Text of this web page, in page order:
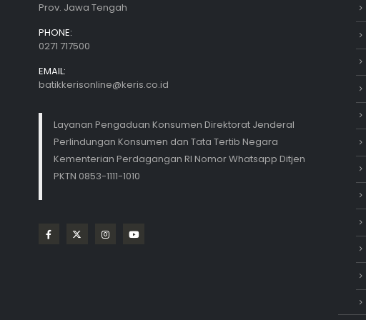
Prov. Jawa Tengah
PHONE:
0271 717500
EMAIL:
batikkerisonline@keris.co.id
Layanan Pengaduan Konsumen Direktorat Jenderal
Perlindungan Konsumen dan Tata Tertib Negara
Kementerian Perdagangan RI Nomor Whatsapp Ditjen
PKTN 0853-1111-1010